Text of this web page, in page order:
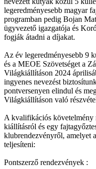
legeredményesebb magyar
programban pedig Bojan
ügyvezető igazgatója és
fogják átadni a díjakat.
Az év legeredményesebb 9
és a MEOE Szövetséget a
Világkiállításon 2024
ingyenes nevezést
pontversenyen elindul és
Világkiállításon való
A kvalifikációs
kiállításról és egy
klubrendezvényről, amelyet
teljesíteni:
Pontszerző rendezvények :